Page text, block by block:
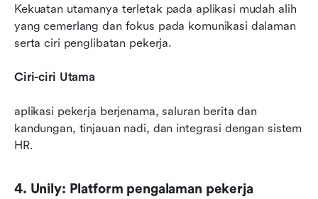
Kekuatan utamanya terletak pada aplikasi mudah alih
yang cemerlang dan fokus pada komunikasi dalaman
serta ciri penglibatan pekerja.
Ciri-ciri Utama
aplikasi pekerja berjenama, saluran berita dan
kandungan, tinjauan nadi, dan integrasi dengan sistem
HR.
4. Unily: Platform pengalaman pekerja